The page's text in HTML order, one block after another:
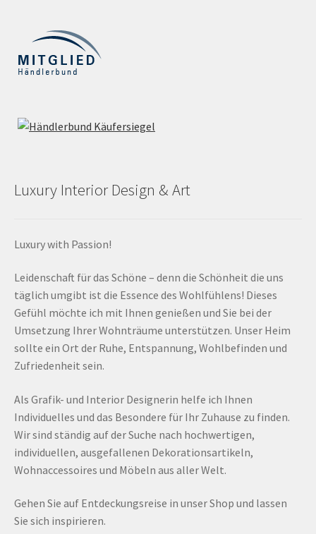
Luxury Interior Design & Art
Luxury with Passion!
Leidenschaft für das Schöne – denn die Schönheit die uns
täglich umgibt ist die Essence des Wohlfühlens! Dieses
Gefühl möchte ich mit Ihnen genießen und Sie bei der
Umsetzung Ihrer Wohnträume unterstützen. Unser Heim
sollte ein Ort der Ruhe, Entspannung, Wohlbefinden und
Zufriedenheit sein.
Als Grafik- und Interior Designerin helfe ich Ihnen
Individuelles und das Besondere für Ihr Zuhause zu finden.
Wir sind ständig auf der Suche nach hochwertigen,
individuellen, ausgefallenen Dekorationsartikeln,
Wohnaccessoires und Möbeln aus aller Welt.
Gehen Sie auf Entdeckungsreise in unser Shop und lassen
Sie sich inspirieren.